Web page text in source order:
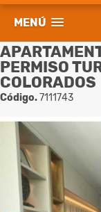
MENÚ
PERMISO
COLORADOS
Código.7111743